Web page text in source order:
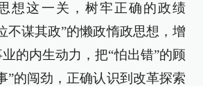
想这一关，树牢正确的政绩
不谋其政”的懒政惰政思想，增
的内生动力，把“怕出错”的顾
”的闯劲，正确认识到改革探索